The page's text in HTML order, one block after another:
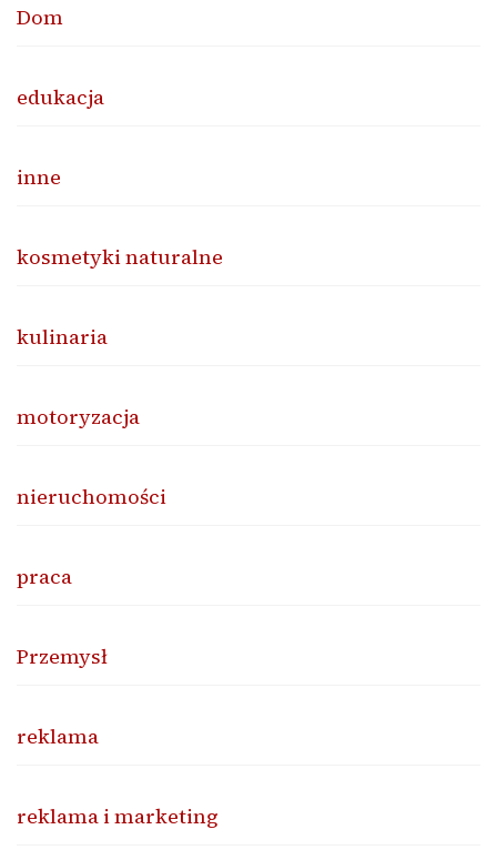
Dom
edukacja
inne
kosmetyki naturalne
kulinaria
motoryzacja
nieruchomości
praca
Przemysł
reklama
reklama i marketing